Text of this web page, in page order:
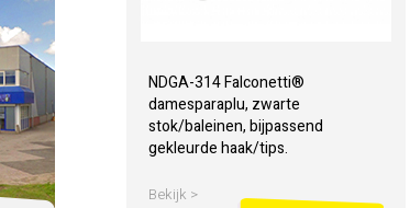
NDGA-314 Falconetti®
damesparaplu, zwarte
stok/baleinen, bijpassend
gekleurde haak/tips.
Bekijk >